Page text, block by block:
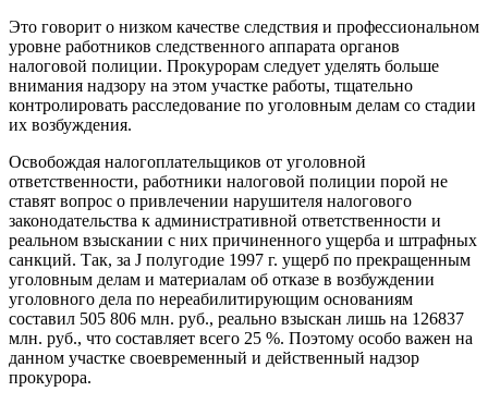
Это говорит о низком качестве следствия и профессиональном
уровне работников следственного аппарата органов
налоговой полиции. Прокурорам следует уделять больше
внимания надзору на этом участке работы, тщательно
контролировать расследование по уголовным делам со стадии
их возбуждения.
Освобождая налогоплательщиков от уголовной
ответственности, работники налоговой полиции порой не
ставят вопрос о привлечении нарушителя налогового
законодательства к административной ответственности и
реальном взыскании с них причиненного ущерба и штрафных
санкций. Так, за J полугодие 1997 г. ущерб по прекращенным
уголовным делам и материалам об отказе в возбуждении
уголовного дела по нереабилитирующим основаниям
составил 505 806 млн. руб., реально взыскан лишь на 126837
млн. руб., что составляет всего 25 %. Поэтому особо важен на
данном участке своевременный и действенный надзор
прокурора.